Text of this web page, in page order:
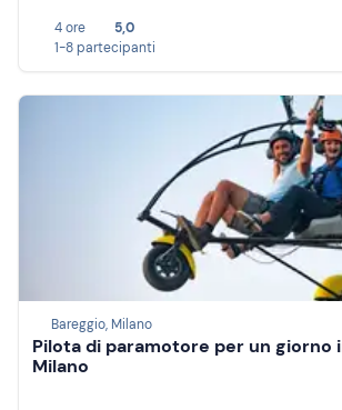
4 ore
5,0
1-8 partecipanti
Bareggio, Milano
Pilota di paramotore per un giorno
Milano